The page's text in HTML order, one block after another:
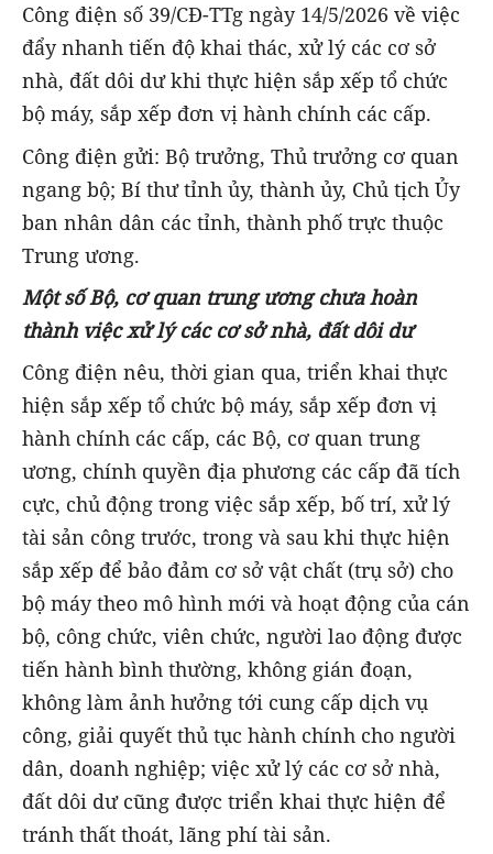
Công điện số 39/CĐ-TTg ngày 14/5/2026 về việc
đẩy nhanh tiến độ khai thác, xử lý các cơ sở
nhà, đất dôi dư khi thực hiện sắp xếp tổ chức
bộ máy, sắp xếp đơn vị hành chính các cấp.
Công điện gửi: Bộ trưởng, Thủ trưởng cơ quan
ngang bộ; Bí thư tỉnh ủy, thành ủy, Chủ tịch Ủy
ban nhân dân các tỉnh, thành phố trực thuộc
Trung ương.
Một số Bộ, cơ quan trung ương chưa hoàn
thành việc xử lý các cơ sở nhà, đất dôi dư
Công điện nêu, thời gian qua, triển khai thực
hiện sắp xếp tổ chức bộ máy, sắp xếp đơn vị
hành chính các cấp, các Bộ, cơ quan trung
ương, chính quyền địa phương các cấp đã tích
cực, chủ động trong việc sắp xếp, bố trí, xử lý
tài sản công trước, trong và sau khi thực hiện
sắp xếp để bảo đảm cơ sở vật chất (trụ sở) cho
bộ máy theo mô hình mới và hoạt động của cán
bộ, công chức, viên chức, người lao động được
tiến hành bình thường, không gián đoạn,
không làm ảnh hưởng tới cung cấp dịch vụ
công, giải quyết thủ tục hành chính cho người
dân, doanh nghiệp; việc xử lý các cơ sở nhà,
đất dôi dư cũng được triển khai thực hiện để
tránh thất thoát, lãng phí tài sản.